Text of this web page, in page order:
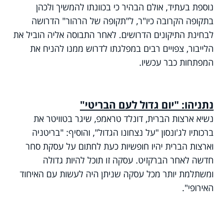
נוספת בעתיד, אולם הבהיר כי בכוונתו להמשיך ולכהן
בתקופה הקרובה כיו"ר, ל"תקופה של הרהור" הדרושה
לבחינת התיקונים הדרושים. לאחר התבוסה אליה הוביל את
הלייבור, צפויים רבים במפלגתו לדרוש ממנו להניח את
המפתחות כבר עכשיו.
נתניהו: "יום גדול לעם הבריטי"
נשיא ארצות הברית, דונלד טראמפ, שיגר בטוויטר את
ברכותיו לג'ונסון "על נצחונו הגדול", והוסיף: "בריטניה
וארצות הברית יהיו חופשיות כעת לחתום על עסקת סחר
חדשה לאחר הברקזיט. עסקה זו תוכל להיות גדולה
ומשתלמת יותר מכל עסקה שניתן היה לעשות עם האיחוד
האירופי".